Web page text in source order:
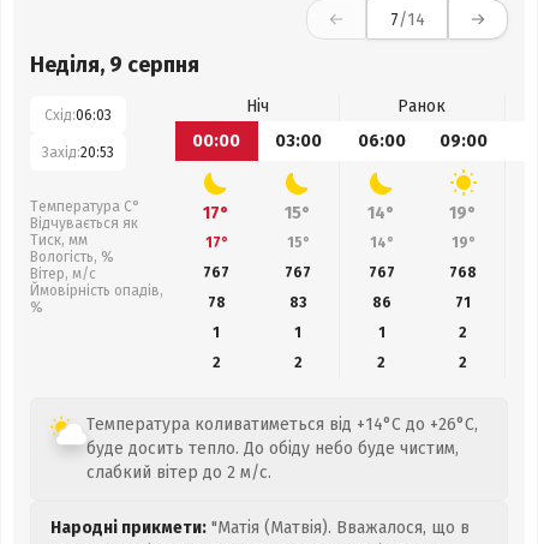
7/14
Неділя, 9 серпня
Схід:06:03
Захід:20:53
Температура С°
Відчувається як
Тиск, мм
Вологість, %
Вітер, м/с
Ймовірність опадів,
%
Ніч
Ранок
00:00
03:00 06:00 09:00
17° 15° 14° 19°
17° 15° 14° 19°
767
767 767 768
78
83 86 71
1
1 1
2
2
2 2 2
Температура коливатиметься від +14°C до +26°C,
буде досить тепло. До обіду небо буде чистим,
слабкий вітер до 2 м/с.
Народні прикмети: "Матія (Матвія). Вважалося, що в